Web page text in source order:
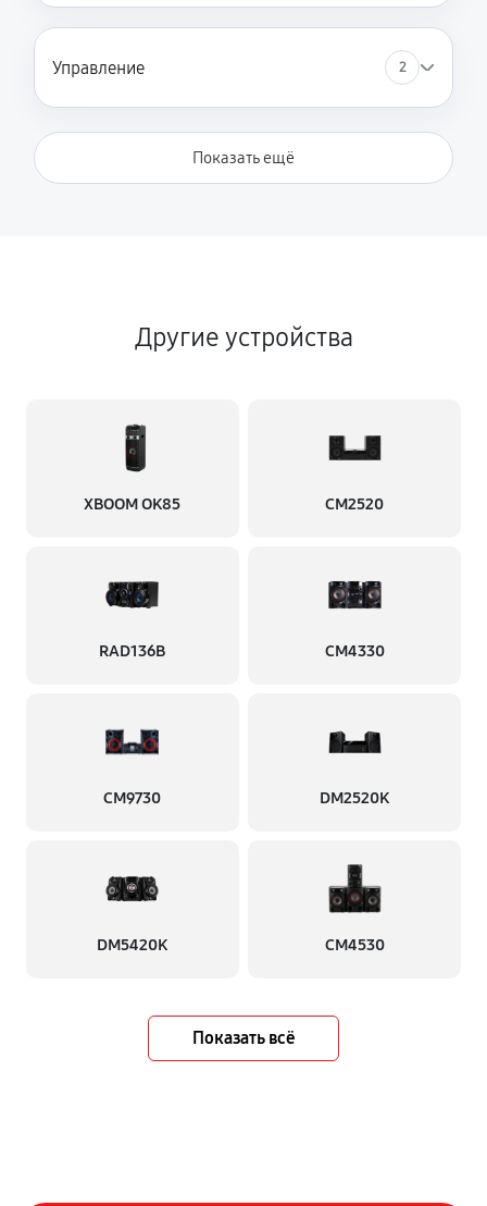
Управление 2
Показать ещё
Другие устройства
XBOOM OK85 CM2520
RAD136B CM4330
CM9730 DM2520K
DM5420K CM4530
Показать всё